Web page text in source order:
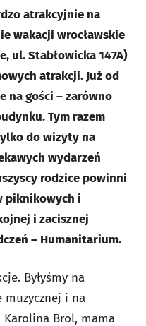
atrakcyjnie na
wakacji wrocławskie
ul. Stabłowicka 147A)
atrakcji. Już od
na gości – zarówno
Tym razem
do wizyty na
wydarzeń
rodzice powinni
piknikowych i
i zacisznej
– Humanitarium.
Byłyśmy na
muzycznej i na
Karolina Brol, mama